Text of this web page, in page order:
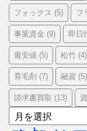
フォックス (5) フ
事業資金 (9) 即日
最安値 (5) 松竹 (4)
育毛剤 (7) 融資 (5)
請求書買取 (13)
ア
ー